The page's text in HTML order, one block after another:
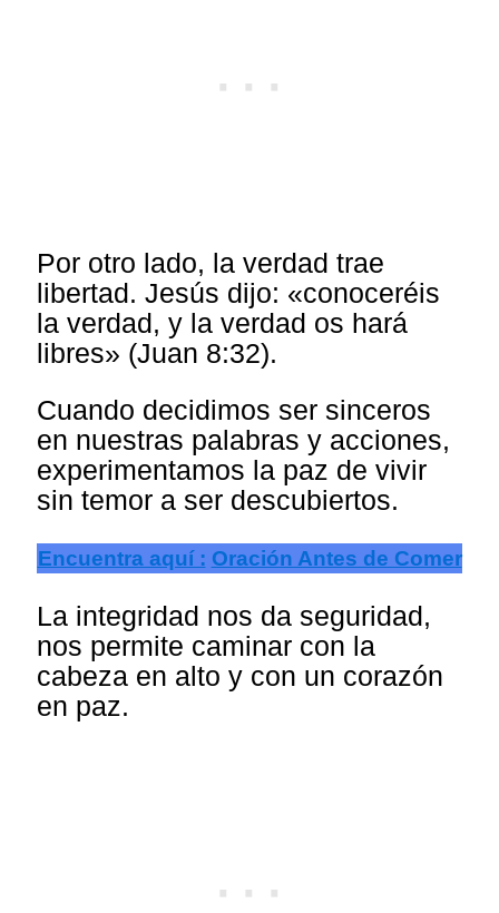
Por otro lado, la verdad trae
libertad. Jesús dijo: «conoceréis
la verdad, y la verdad os hará
libres» (Juan 8:32).
Cuando decidimos ser sinceros
en nuestras palabras y acciones,
experimentamos la paz de vivir
sin temor a ser descubiertos.
Encuentra aquí : Oración Antes de Comer
La integridad nos da seguridad,
nos permite caminar con la
cabeza en alto y con un corazón
en paz.